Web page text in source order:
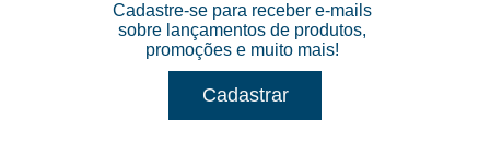
Cadastre-se para receber e-mails
sobre lançamentos de produtos,
promoções e muito mais!
Cadastrar